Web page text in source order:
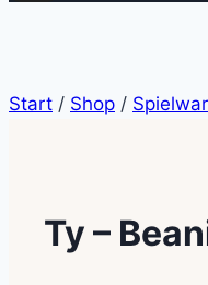
Start / Shop /
Ty –